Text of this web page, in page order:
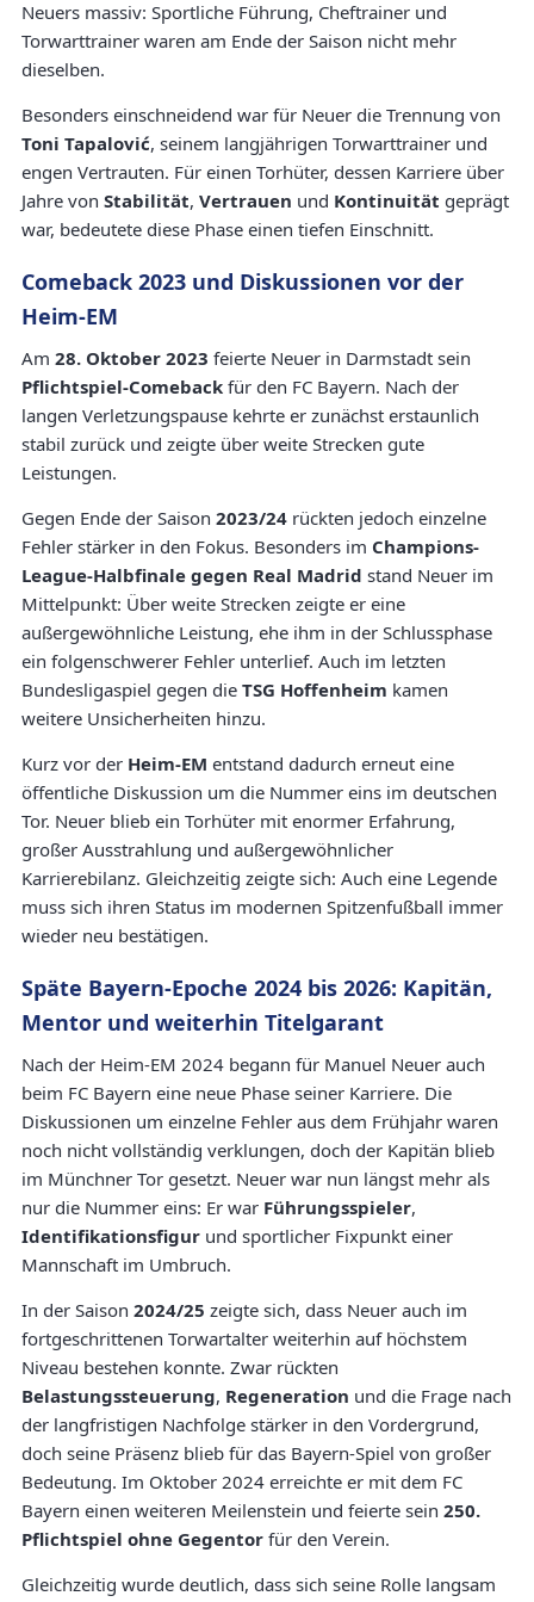
Neuers massiv: Sportliche Führung, Cheftrainer und
Torwarttrainer waren am Ende der Saison nicht mehr
dieselben.
Besonders einschneidend war für Neuer die Trennung von
Toni Tapalović, seinem langjährigen Torwarttrainer und
engen Vertrauten. Für einen Torhüter, dessen Karriere über
Jahre von Stabilität, Vertrauen und Kontinuität geprägt
war, bedeutete diese Phase einen tiefen Einschnitt.
Comeback 2023 und Diskussionen vor der
Heim-EM
Am 28. Oktober 2023 feierte Neuer in Darmstadt sein
Pflichtspiel-Comeback für den FC Bayern. Nach der
langen Verletzungspause kehrte er zunächst erstaunlich
stabil zurück und zeigte über weite Strecken gute
Leistungen.
Gegen Ende der Saison 2023/24 rückten jedoch einzelne
Fehler stärker in den Fokus. Besonders im Champions-
League-Halbfinale gegen Real Madrid stand Neuer im
Mittelpunkt: Über weite Strecken zeigte er eine
außergewöhnliche Leistung, ehe ihm in der Schlussphase
ein folgenschwerer Fehler unterlief. Auch im letzten
Bundesligaspiel gegen die TSG Hoffenheim kamen
weitere Unsicherheiten hinzu.
Kurz vor der Heim-EM entstand dadurch erneut eine
öffentliche Diskussion um die Nummer eins im deutschen
Tor. Neuer blieb ein Torhüter mit enormer Erfahrung,
großer Ausstrahlung und außergewöhnlicher
Karrierebilanz. Gleichzeitig zeigte sich: Auch eine Legende
muss sich ihren Status im modernen Spitzenfußball immer
wieder neu bestätigen.
Späte Bayern-Epoche 2024 bis 2026: Kapitän,
Mentor und weiterhin Titelgarant
Nach der Heim-EM 2024 begann für Manuel Neuer auch
beim FC Bayern eine neue Phase seiner Karriere. Die
Diskussionen um einzelne Fehler aus dem Frühjahr waren
noch nicht vollständig verklungen, doch der Kapitän blieb
im Münchner Tor gesetzt. Neuer war nun längst mehr als
nur die Nummer eins: Er war Führungsspieler,
Identifikationsfigur und sportlicher Fixpunkt einer
Mannschaft im Umbruch.
In der Saison 2024/25 zeigte sich, dass Neuer auch im
fortgeschrittenen Torwartalter weiterhin auf höchstem
Niveau bestehen konnte. Zwar rückten
Belastungssteuerung, Regeneration und die Frage nach
der langfristigen Nachfolge stärker in den Vordergrund,
doch seine Präsenz blieb für das Bayern-Spiel von großer
Bedeutung. Im Oktober 2024 erreichte er mit dem FC
Bayern einen weiteren Meilenstein und feierte sein 250.
Pflichtspiel ohne Gegentor für den Verein.
Gleichzeitig wurde deutlich, dass sich seine Rolle langsam